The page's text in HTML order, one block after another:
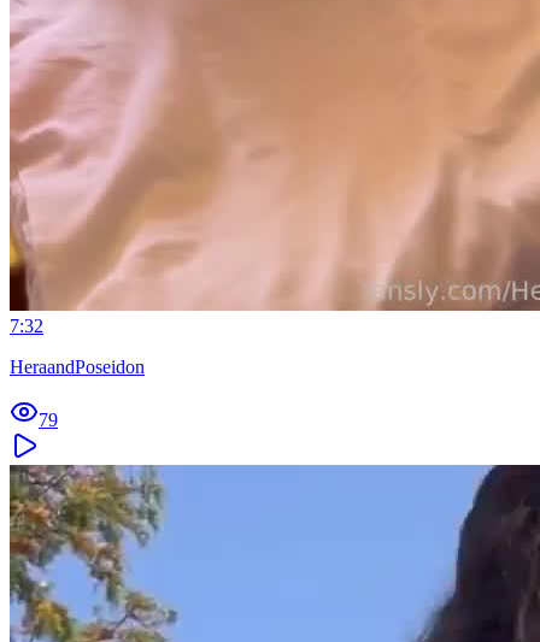
7:32
HeraandPoseidon
79